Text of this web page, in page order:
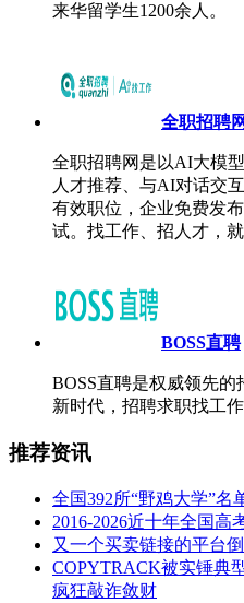
来华留学生1200余人。
全职招聘
全职招聘网是以AI大模
人才推荐、与AI对话交
有效职位，企业免费发
试。找工作、招人才，就
BOSS直聘
BOSS直聘是权威领先
新时代，招聘求职找工
推荐资讯
全国392所“野鸡大学”名
2016-2026近十年全国高
又一个买卖链接的平台倒
COPYTRACK被实锤典
疯狂敲诈敛财